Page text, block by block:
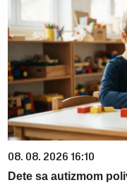
08. 08. 2026 16:10
Dete sa autizmom